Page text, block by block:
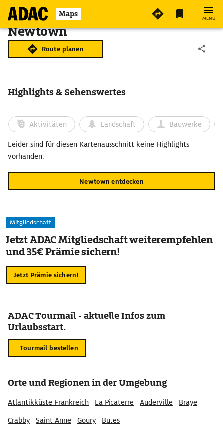
Maps MENÜ
Newtown
Route planen
Highlights & Sehenswertes
Aktivitäten Landschaft Bauwerke
Leider sind für diesen Kartenausschnitt keine Highlights
vorhanden.
Newtown entdecken
Mitgliedschaft
Jetzt ADAC Mitgliedschaft weiterempfehlen
und 35€ Prämie sichern!
Jetzt Prämie sichern!
ADAC Tourmail - aktuelle Infos zum
Urlaubsstart.
Tourmail bestellen
Orte und Regionen in der Umgebung
Atlantikküste Frankreich La Picaterre Auderville
Braye
Crabby
Saint Anne Goury Butes